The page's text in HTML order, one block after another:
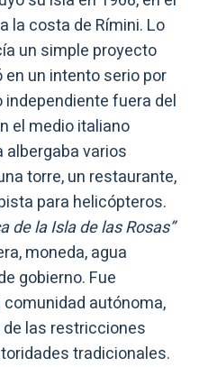
la costa de Rímini. Lo
un simple proyecto
un intento serio por
fuera del
el medio italiano
albergaba varios
torre, un restaurante,
para helicópteros.
de la Isla de las Rosas”
moneda, agua
gobierno. Fue
autónoma,
las restricciones
tradicionales.